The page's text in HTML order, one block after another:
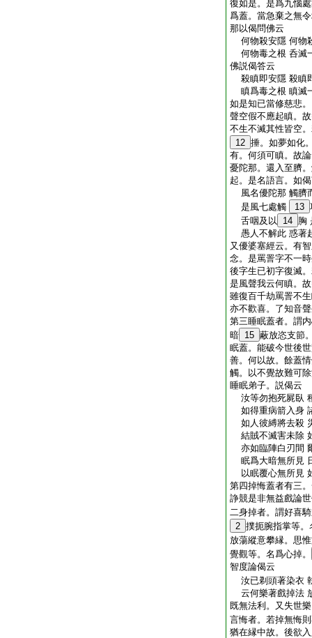
復如是。是爲九惱
爲蓋。當急棄之無
那以偈問佛云
何物殺安隱 何物
何物毒之根 呑滅
佛説偈答云
殺瞋即安隱 殺瞋
瞋爲毒之根 瞋滅
如是知已當修慈悲
聲空假不應起瞋。
不生不滅其性皆空
12 捶。如夢如化
有。何須可瞋。故
憂陀那。還入至臍
起。是名語言。如
風名優陀那 觸臍
是風七處觸
13
舌咽及以
14 胸
愚人不解此 惑著
又優婆塞經云。有
念。是罵詈字不一
後字生已初字復滅
是風聲我云何瞋。
雖復百千劫罵詈不
亦不歡喜。了知音
第三睡眠蓋者。謂
暗 15 蔽放恣支節
眠蓋。能破今世後
善。何以故。餘蓋
觸。以不覺故難可
睡眠弟子。説偈云
汝等勿抱死屍臥
如得重病箭入身
如人彼縛將去殺
結賊不滅害未除
亦如臨陣白刃間
眠爲大暗無所見
以眠覆心無所見
第四掉悔蓋者有三
諍競是非無益戲論
二身掉者。謂好喜
2 撲扼腕指掌等
放蕩縱意攀縁。思
覺觀等。名爲心掉。
智度論偈云
汝已剃頭著染衣
云何樂著戲掉法
既無法利。又失世
言悔者。若掉無悔
猶在縁中故。後欲